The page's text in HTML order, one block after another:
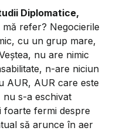
Diplomatice,
mă refer? Negocierile
cu un grup mare,
nu are nimic
n-are niciun
AUR, AUR care este
nu s-a eschivat
foarte fermi despre
să arunce în aer